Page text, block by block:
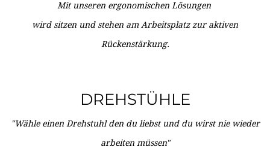
Mit unseren ergonomischen Lösungen
wird sitzen und stehen am Arbeitsplatz zur aktiven
Rückenstärkung.
DREHSTÜHLE
"Wähle einen Drehstuhl den du liebst und du wirst nie wieder
arbeiten müssen"